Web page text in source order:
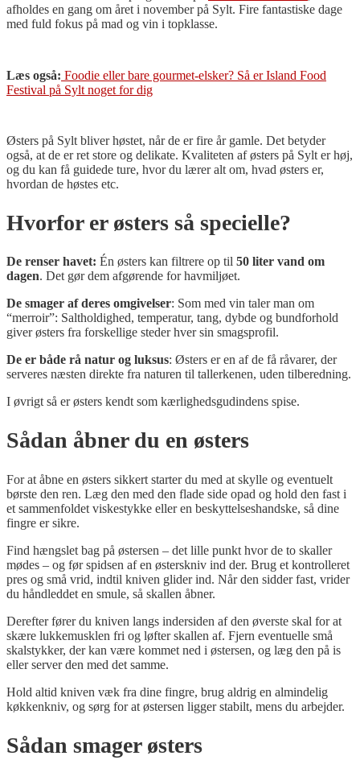
afholdes en gang om året i november på Sylt. Fire fantastiske dage
med fuld fokus på mad og vin i topklasse.
Læs også: Foodie eller bare gourmet-elsker? Så er Island Food
Festival på Sylt noget for dig
Østers på Sylt bliver høstet, når de er fire år gamle. Det betyder
også, at de er ret store og delikate. Kvaliteten af østers på Sylt er høj,
og du kan få guidede ture, hvor du lærer alt om, hvad østers er,
hvordan de høstes etc.
Hvorfor er østers så specielle?
De renser havet: Én østers kan filtrere op til 50 liter vand om
dagen. Det gør dem afgørende for havmiljøet.
De smager af deres omgivelser: Som med vin taler man om
“merroir”: Saltholdighed, temperatur, tang, dybde og bundforhold
giver østers fra forskellige steder hver sin smagsprofil.
De er både rå natur og luksus: Østers er en af de få råvarer, der
serveres næsten direkte fra naturen til tallerkenen, uden tilberedning.
I øvrigt så er østers kendt som kærlighedsgudindens spise.
Sådan åbner du en østers
For at åbne en østers sikkert starter du med at skylle og eventuelt
børste den ren. Læg den med den flade side opad og hold den fast i
et sammenfoldet viskestykke eller en beskyttelseshandske, så dine
fingre er sikre.
Find hængslet bag på østersen – det lille punkt hvor de to skaller
mødes – og før spidsen af en østerskniv ind der. Brug et kontrolleret
pres og små vrid, indtil kniven glider ind. Når den sidder fast, vrider
du håndleddet en smule, så skallen åbner.
Derefter fører du kniven langs indersiden af den øverste skal for at
skære lukkemusklen fri og løfter skallen af. Fjern eventuelle små
skalstykker, der kan være kommet ned i østersen, og læg den på is
eller server den med det samme.
Hold altid kniven væk fra dine fingre, brug aldrig en almindelig
køkkenkniv, og sørg for at østersen ligger stabilt, mens du arbejder.
Sådan smager østers